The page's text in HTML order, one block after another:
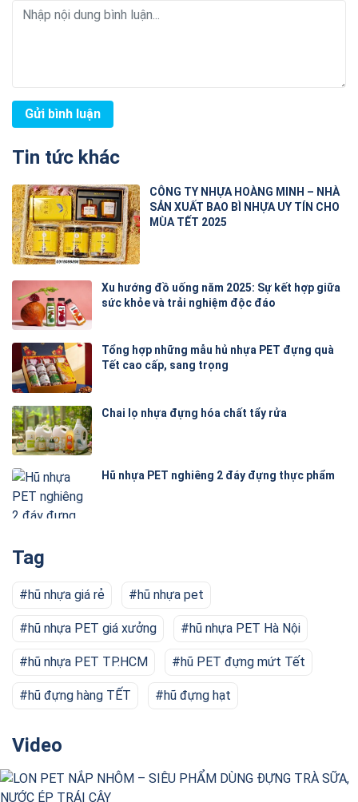
Tin tức khác
CÔNG TY NHỰA HOÀNG MINH – NHÀ
SẢN XUẤT BAO BÌ NHỰA UY TÍN CHO
MÙA TẾT 2025
Xu hướng đồ uống năm 2025: Sự kết hợp giữa
sức khỏe và trải nghiệm độc đáo
Tổng hợp những mẫu hủ nhựa PET đựng quà
Tết cao cấp, sang trọng
Chai lọ nhựa đựng hóa chất tẩy rửa
Hũ nhựa PET nghiêng 2 đáy đựng thực phẩm
Tag
hũ nhựa giá rẻ hũ nhựa pet
hũ nhựa PET giá xưởng hũ nhựa PET Hà Nội
hũ nhựa PET TP.HCM hũ PET đựng mứt Tết
hũ đựng hàng TẾT hũ đựng hạt
Video